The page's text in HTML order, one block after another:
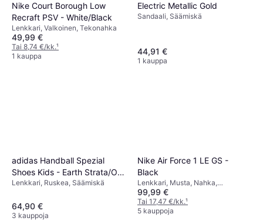
Nike Court Borough Low
Recraft PSV - White/Black
Lenkkari, Valkoinen, Tekonahka
49,99 €
Tai 8,74 €/kk.¹
1 kauppa
Electric Metallic Gold
Sandaali, Säämiskä
44,91 €
1 kauppa
adidas Handball Spezial
Shoes Kids - Earth Strata/Off
White
Lenkkari, Ruskea, Säämiskä
64,90 €
3 kauppoja
Nike Air Force 1 LE GS -
Black
Lenkkari, Musta, Nahka,
Tekonahka
99,99 €
Tai 17,47 €/kk.¹
5 kauppoja